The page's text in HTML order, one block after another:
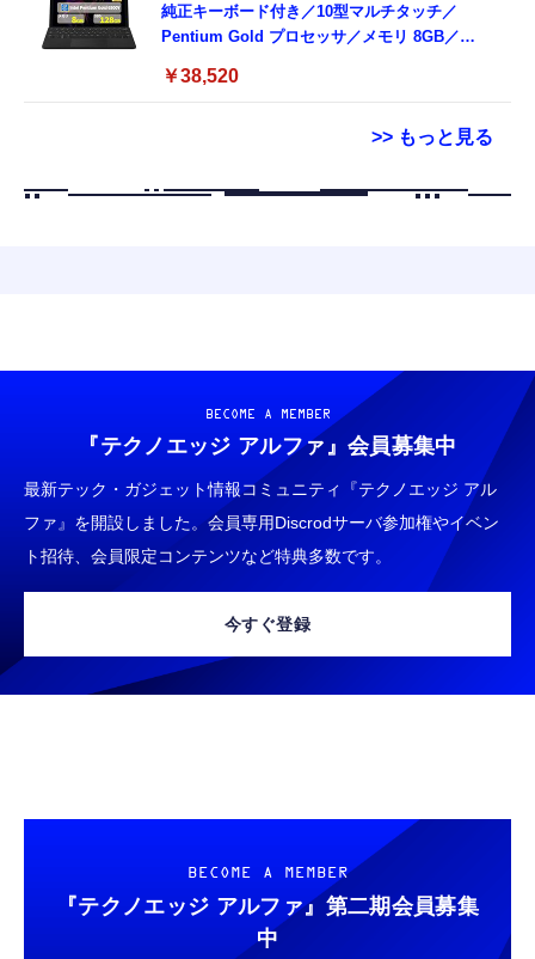
純正キーボード付き／10型マルチタッチ／
Pentium Gold プロセッサ／メモリ 8GB／
Bluetooth5.0／USB-C／1080p顔認証カメラ
￥38,520
>> もっと見る
睡眠用イヤホン 【音質強化バージョン
iPhone 15/16/17対応】横向きに寝ると耳が圧
迫されない ソフトシリコンで柔らかい 超軽量
超小型 外部ノイズ遮断 音質良い リモコン マ
イク付き 安眠 仕事 勉強 通勤通学最適（黑-
￥2,199
Lightning to 3.5mm イヤホンジャック 変換
MFi認証 【ハイレゾ音質】 内蔵DAC 遅延な
し 48ビット/96KHz 音量調節対応
￥999
【HIFI音質】iphone イヤホンジャック ライ
Bluetooth6.1 柔軟性高 安眠 仕事 ブルー
￥2,682
M10SR AIペット（コミュニケーションロボッ
￥53,900
CASIO Moflin(モフリン）ゴールドPE-
M10GD AIペット（コミュニケーションロボ
ット）
霊界コミュニケーションロボット BAKETAN
WARASHI ばけたん ワラシ 桃 MOMO
感情成長型 AI搭載 ペットロボット コミュニ
ケーションロボット 性格育成 会話 ジェスチ
ャー認識 タッチセンサー ペット級ファー あ
たたかな触り心地 着せ替え可能 アプリ連携
￥55,782
BECOME A MEMBER
『テクノエッジ アルファ』 会員募集中
最新テック・ガジェット情報コミュニティ『テクノエッジ アル
ファ』を開設しました。会員専用Discrodサーバ参加権やイベン
ト招待、会員限定コンテンツなど特典多数です。
今すぐ登録
BECOME A MEMBER
『テクノエッジ アルファ』 第二期会員募集
中